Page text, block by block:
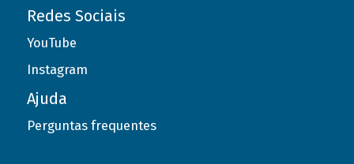
Redes Sociais
YouTube
Instagram
Ajuda
Perguntas frequentes